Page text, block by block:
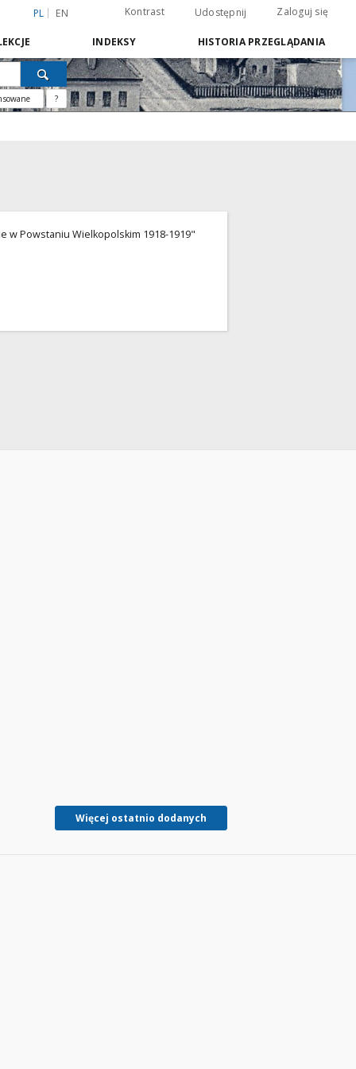
PL EN Kontrast Udostępnij Zaloguj się
INDEKSY HISTORIA PRZEGLĄDANIA
?
w Powstaniu Wielkopolskim 1918-1919"
Więcej ostatnio dodanych